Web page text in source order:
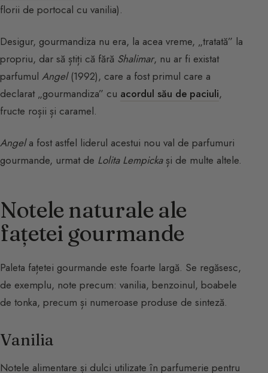
florii de portocal cu vanilia).
Desigur, gourmandiza nu era, la acea vreme, „tratată” la
propriu, dar să știți că fără Shalimar, nu ar fi existat
parfumul Angel(1992), care a fost primul care a
declarat „gourmandiza” cu acordul său de paciuli,
fructe roșii și caramel.
Angela fost astfel liderul acestui nou val de parfumuri
gourmande, urmat de Lolita Lempickași de multe altele.
Notele naturale ale
fațetei gourmande
Paleta fațetei gourmande este foarte largă. Se regăsesc,
de exemplu, note precum: vanilia, benzoinul, boabele
de tonka, precum și numeroase produse de sinteză.
Vanilia
Notele alimentare și dulci utilizate în parfumerie pentru